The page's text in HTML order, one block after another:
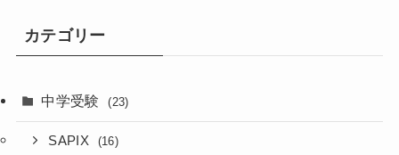
カテゴリー
中学受験 (23)
SAPIX (16)